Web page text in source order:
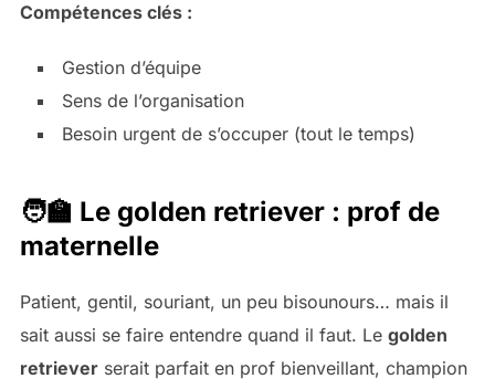
Compétences clés :
Gestion d’équipe
Sens de l’organisation
Besoin urgent de s’occuper (tout le temps)
🧑‍🏫 Le golden retriever : prof de
maternelle
Patient, gentil, souriant, un peu bisounours… mais il
sait aussi se faire entendre quand il faut. Le golden
retrieverserait parfait en prof bienveillant, champion